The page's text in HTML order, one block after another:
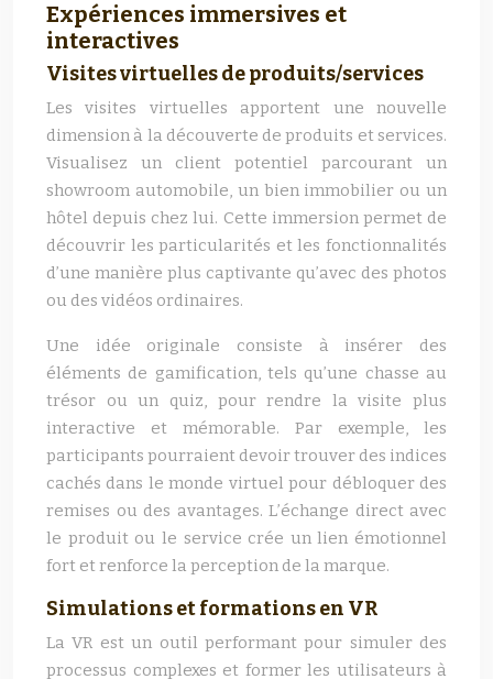
Expériences immersives et
interactives
Visites virtuelles de produits/services
Les visites virtuelles apportent une nouvelle
dimension à la découverte de produits et services.
Visualisez un client potentiel parcourant un
showroom automobile, un bien immobilier ou un
hôtel depuis chez lui. Cette immersion permet de
découvrir les particularités et les fonctionnalités
d’une manière plus captivante qu’avec des photos
ou des vidéos ordinaires.
Une idée originale consiste à insérer des
éléments de gamification, tels qu’une chasse au
trésor ou un quiz, pour rendre la visite plus
interactive et mémorable. Par exemple, les
participants pourraient devoir trouver des indices
cachés dans le monde virtuel pour débloquer des
remises ou des avantages. L’échange direct avec
le produit ou le service crée un lien émotionnel
fort et renforce la perception de la marque.
Simulations et formations en VR
La VR est un outil performant pour simuler des
processus complexes et former les utilisateurs à